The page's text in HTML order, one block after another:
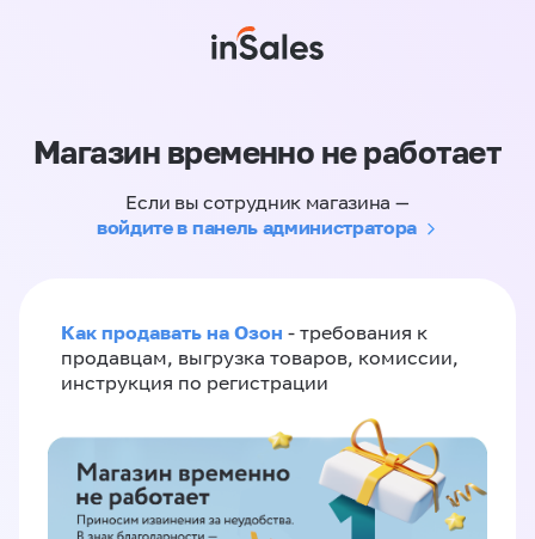
Магазин временно не работает
Если вы сотрудник магазина —
войдите в панель администратора
Как продавать на Озон - требования к
продавцам, выгрузка товаров, комиссии,
инструкция по регистрации